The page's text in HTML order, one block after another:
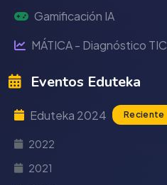
Gamificación IA
MÁTICA - Diagnóstico TIC
Eventos Eduteka
Eduteka 2024 Reciente
2022
2021